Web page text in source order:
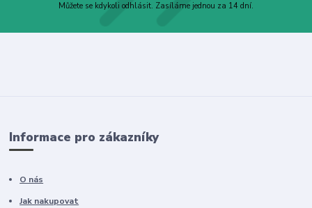
Můžete se kdykoli odhlásit. Zasíláme jednou za 14 dní.
Informace pro zákazníky
O nás
Jak nakupovat